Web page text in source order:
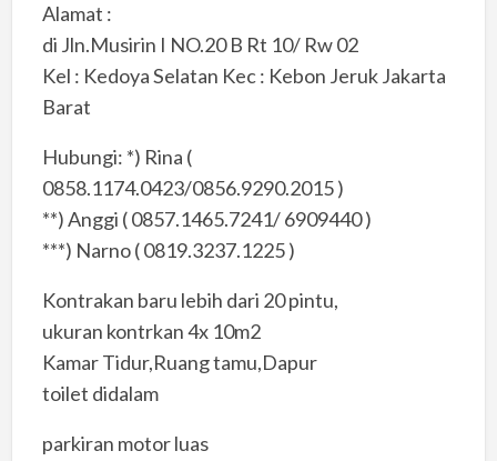
Alamat :
di Jln.Musirin I NO.20 B Rt 10/ Rw 02
Kel : Kedoya Selatan Kec : Kebon Jeruk Jakarta
Barat
Hubungi: *) Rina (
0858.1174.0423/0856.9290.2015 )
**) Anggi ( 0857.1465.7241/ 6909440 )
***) Narno ( 0819.3237.1225 )
Kontrakan baru lebih dari 20 pintu,
ukuran kontrkan 4x 10m2
Kamar Tidur,Ruang tamu,Dapur
toilet didalam
parkiran motor luas